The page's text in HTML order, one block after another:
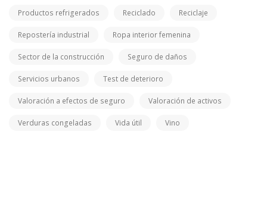
Productos refrigerados Reciclado Reciclaje
Repostería industrial Ropa interior femenina
Sector de la construcción Seguro de daños
Servicios urbanos Test de deterioro
Valoración a efectos de seguro Valoración de activos
Verduras congeladas Vida útil Vino